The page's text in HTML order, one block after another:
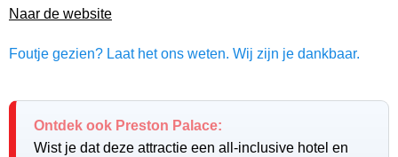
Naar de website
Foutje gezien? Laat het ons weten. Wij zijn je dankbaar.
Ontdek ook Preston Palace:
Wist je dat deze attractie een all-inclusive hotel en